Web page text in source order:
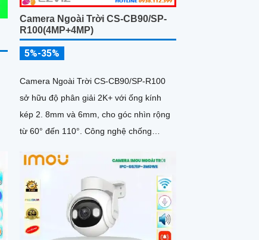
Camera Ngoài Trời CS-CB90/SP-
R100(4MP+4MP)
5%-35%
Camera Ngoài Trời CS-CB90/SP-R100
sở hữu độ phân giải 2K+ với ống kính
kép 2. 8mm và 6mm, cho góc nhìn rộng
từ 60° đến 110°. Công nghệ chống
H